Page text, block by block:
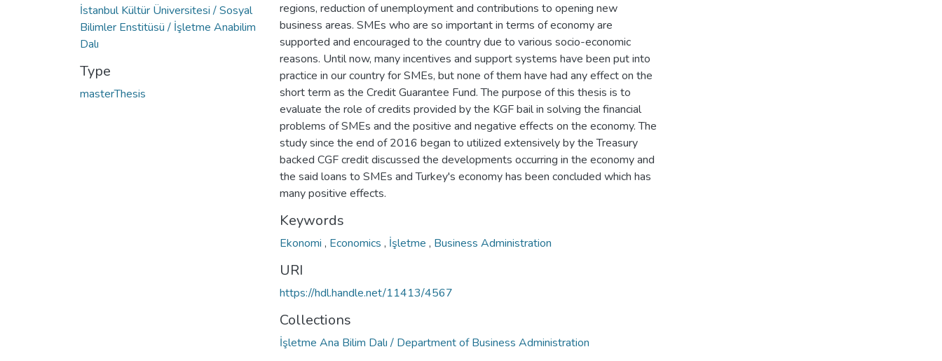
İstanbul Kültür Üniversitesi / Sosyal
Bilimler Enstitüsü / İşletme Anabilim
Dalı
Type
masterThesis
regions, reduction of unemployment and contributions to opening new
business areas. SMEs who are so important in terms of economy are
supported and encouraged to the country due to various socio-economic
reasons. Until now, many incentives and support systems have been put into
practice in our country for SMEs, but none of them have had any effect on the
short term as the Credit Guarantee Fund. The purpose of this thesis is to
evaluate the role of credits provided by the KGF bail in solving the financial
problems of SMEs and the positive and negative effects on the economy. The
study since the end of 2016 began to utilized extensively by the Treasury
backed CGF credit discussed the developments occurring in the economy and
the said loans to SMEs and Turkey's economy has been concluded which has
many positive effects.
Keywords
Ekonomi , Economics , İşletme , Business Administration
URI
https://hdl.handle.net/11413/4567
Collections
İşletme Ana Bilim Dalı / Department of Business Administration